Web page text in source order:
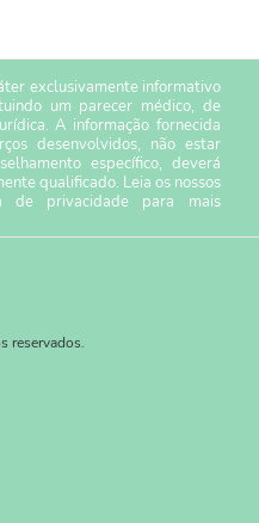
exclusivamente informativo
um parecer médico, de
A informação fornecida
desenvolvidos, não estar
específico, deverá
qualificado. Leia os nossos
de privacidade para mais
reservados.